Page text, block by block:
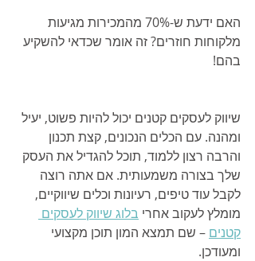
האם ידעת ש-70% מהמכירות מגיעות
מלקוחות חוזרים? זה אומר שכדאי להשקיע
בהם!
שיווק לעסקים קטנים יכול להיות פשוט, יעיל
ומהנה. עם הכלים הנכונים, קצת תכנון
והרבה רצון ללמוד, תוכל להגדיל את העסק
שלך בצורה משמעותית. אם אתה רוצה
לקבל עוד טיפים, רעיונות וכלים שיווקיים,
מומלץ לעקוב אחרי בלוג שיווק לעסקים
קטנים – שם תמצא המון תוכן מקצועי
ומעודכן.